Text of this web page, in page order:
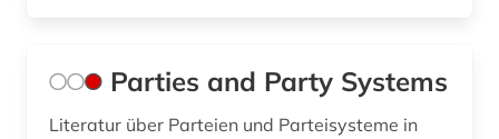
Parties and Party Systems
Literatur über Parteien und Parteisysteme in